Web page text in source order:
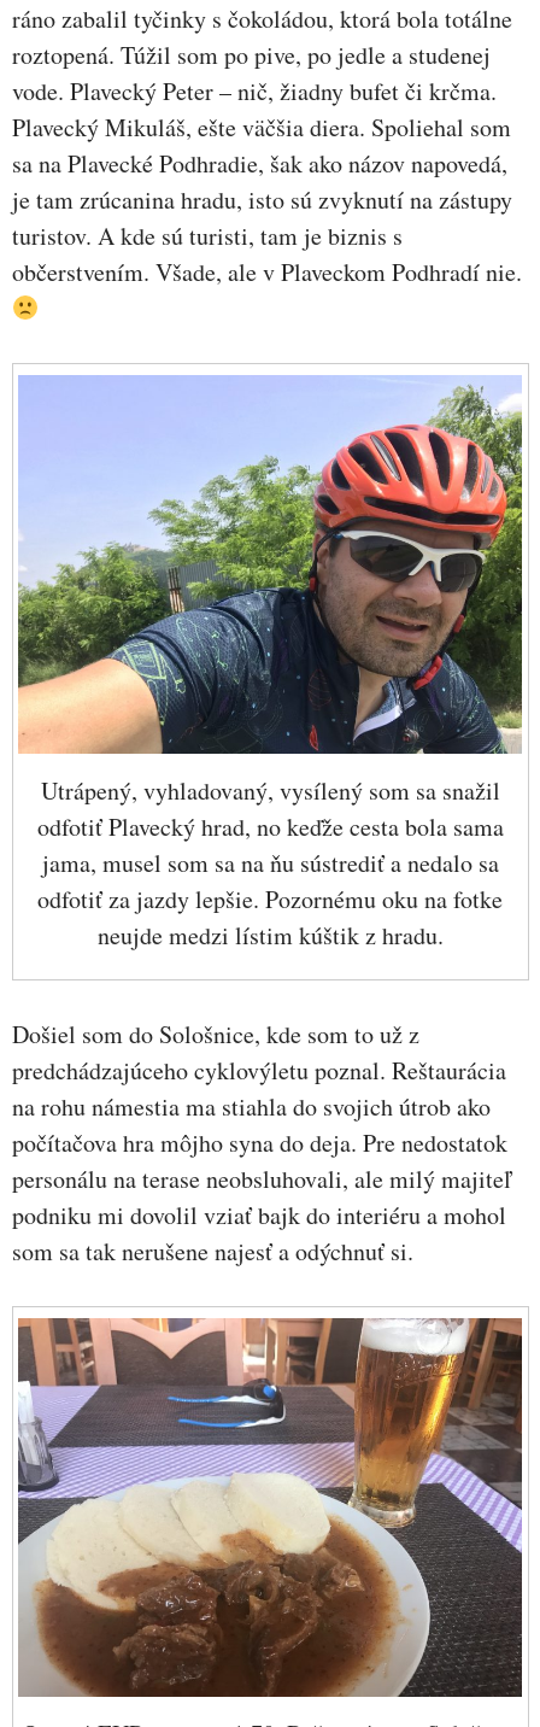
ráno zabalil tyčinky s čokoládou, ktorá bola totálne
roztopená. Túžil som po pive, po jedle a studenej
vode. Plavecký Peter – nič, žiadny bufet či krčma.
Plavecký Mikuláš, ešte väčšia diera. Spoliehal som
sa na Plavecké Podhradie, šak ako názov napovedá,
je tam zrúcanina hradu, isto sú zvyknutí na zástupy
turistov. A kde sú turisti, tam je biznis s
občerstvením. Všade, ale v Plaveckom Podhradí nie.
Utrápený, vyhladovaný, vysílený som sa snažil
odfotiť Plavecký hrad, no keďže cesta bola sama
jama, musel som sa na ňu sústrediť a nedalo sa
odfotiť za jazdy lepšie. Pozornému oku na fotke
neujde medzi lístim kúštik z hradu.
Došiel som do Sološnice, kde som to už z
predchádzajúceho cyklovýletu poznal. Reštaurácia
na rohu námestia ma stiahla do svojich útrob ako
počítačova hra môjho syna do deja. Pre nedostatok
personálu na terase neobsluhovali, ale milý majiteľ
podniku mi dovolil vziať bajk do interiéru a mohol
som sa tak nerušene najesť a odýchnuť si.